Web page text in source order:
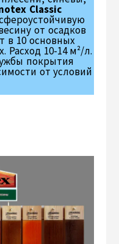
Classic
от осадков
в 10 основных
Расход 10-14 м²/л.
покрытия
от условий